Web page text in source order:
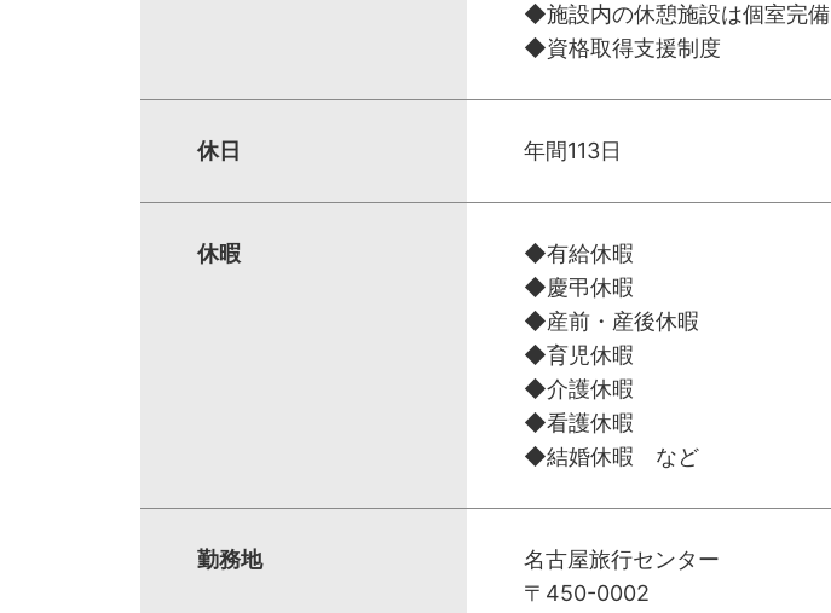
◆施設内の休憩施設は個室完備
◆資格取得支援制度
休日 年間113日
休暇
◆有給休暇
◆慶弔休暇
◆産前・産後休暇
◆育児休暇
◆介護休暇
◆看護休暇
◆結婚休暇 など
勤務地
名古屋旅行センター
〒450-0002